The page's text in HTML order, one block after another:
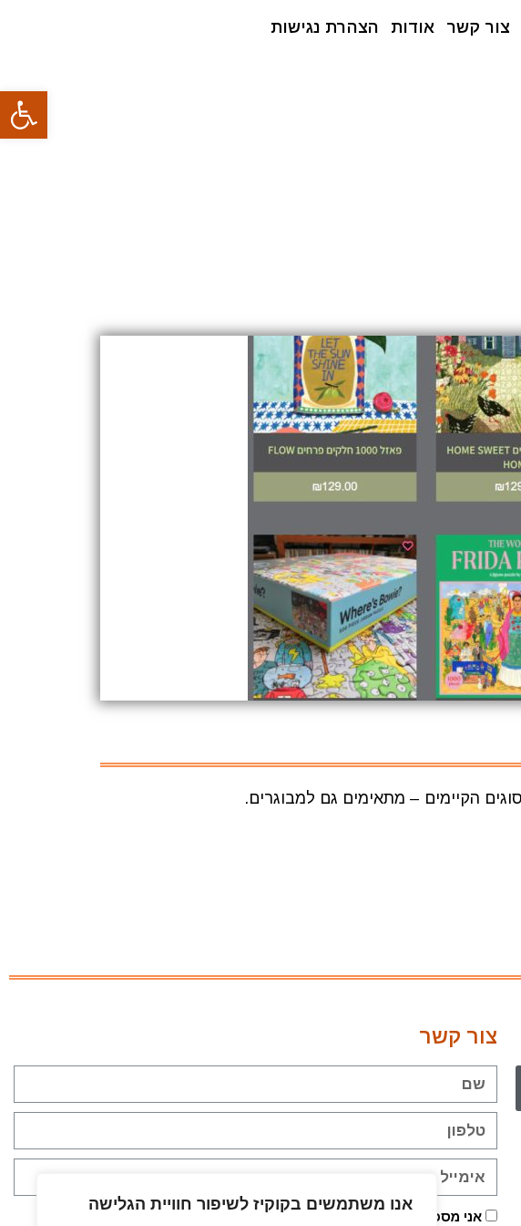
פתח
אנו משתמשים בקוקיז לשיפור חוויית הגלישה
צור קשר אודות הצהרת נגישות
הקיימים – מתאימים גם למבוגרים.
צור קשר
אני מסכימ/ה ל ולעיבוד המידע לצורך יצירת קשר *